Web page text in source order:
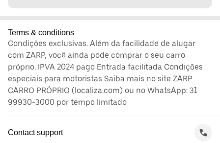
Terms & conditions
Condições exclusivas. Além da facilidade de alugar
com ZARP, você ainda pode comprar o seu carro
próprio. IPVA 2024 pago Entrada facilitada Condições
especiais para motoristas Saiba mais no site ZARP
CARRO PRÓPRIO (localiza.com) ou no WhatsApp: 31
99930-3000 por tempo limitado
Contact support